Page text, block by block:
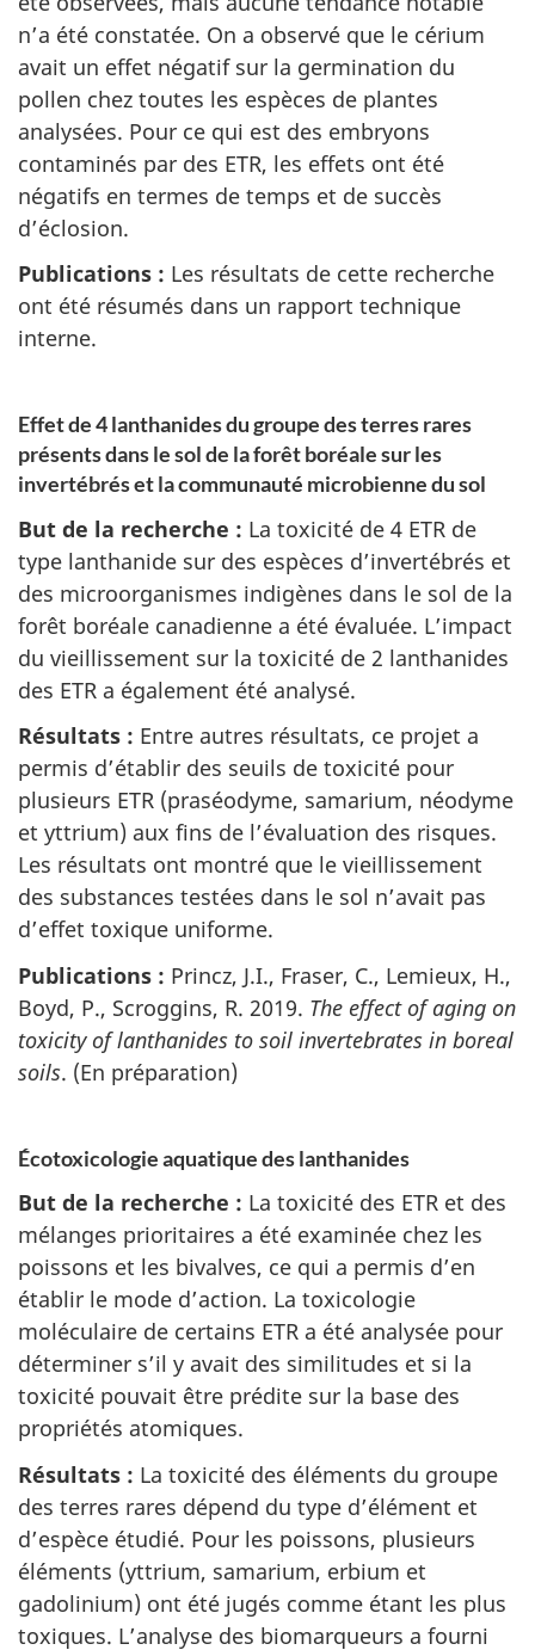
n’a été constatée. On a observé que le cérium
avait un effet négatif sur la germination du
pollen chez toutes les espèces de plantes
analysées. Pour ce qui est des embryons
contaminés par des ETR, les effets ont été
négatifs en termes de temps et de succès
d’éclosion.
Publications : Les résultats de cette recherche
ont été résumés dans un rapport technique
interne.
Effet de 4 lanthanides du groupe des terres rares
présents dans le sol de la forêt boréale sur les
invertébrés et la communauté microbienne du sol
But de la recherche : La toxicité de 4 ETR de
type lanthanide sur des espèces d’invertébrés et
des microorganismes indigènes dans le sol de la
forêt boréale canadienne a été évaluée. L’impact
du vieillissement sur la toxicité de 2 lanthanides
des ETR a également été analysé.
Résultats : Entre autres résultats, ce projet a
permis d’établir des seuils de toxicité pour
plusieurs ETR (praséodyme, samarium, néodyme
et yttrium) aux fins de l’évaluation des risques.
Les résultats ont montré que le vieillissement
des substances testées dans le sol n’avait pas
d’effet toxique uniforme.
Publications : Princz, J.I., Fraser, C., Lemieux, H.,
Boyd, P., Scroggins, R. 2019. The effect of aging on
toxicity of lanthanides to soil invertebrates in boreal
soils. (En préparation)
Écotoxicologie aquatique des lanthanides
But de la recherche : La toxicité des ETR et des
mélanges prioritaires a été examinée chez les
poissons et les bivalves, ce qui a permis d’en
établir le mode d’action. La toxicologie
moléculaire de certains ETR a été analysée pour
déterminer s’il y avait des similitudes et si la
toxicité pouvait être prédite sur la base des
propriétés atomiques.
Résultats : La toxicité des éléments du groupe
des terres rares dépend du type d’élément et
d’espèce étudié. Pour les poissons, plusieurs
éléments (yttrium, samarium, erbium et
gadolinium) ont été jugés comme étant les plus
toxiques. L’analyse des biomarqueurs a fourni